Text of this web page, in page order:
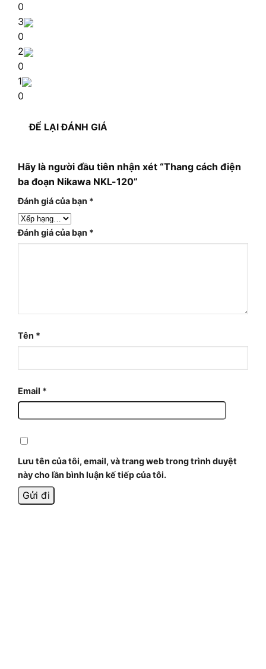
0
3
0
2
0
1
0
ĐỂ LẠI ĐÁNH GIÁ
Hãy là người đầu tiên nhận xét “Thang cách điện
ba đoạn Nikawa NKL-120”
Đánh giá của bạn *
Đánh giá của bạn *
Tên *
Email *
Lưu tên của tôi, email, và trang web trong trình duyệt
này cho lần bình luận kế tiếp của tôi.